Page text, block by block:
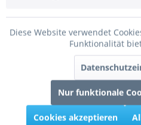
0
Bewertungen lesen, schreiben
Infos zum Hersteller
Folgende Infos zum Hersteller
Diese Website verwendet
Funktionalität
Nur funktionale
Cookies akzeptieren